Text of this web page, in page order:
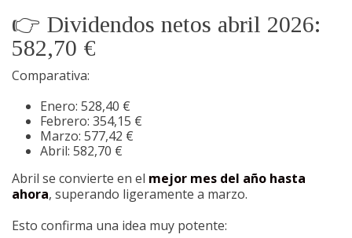
👉 Dividendos netos abril 2026:
582,70 €
Comparativa:
Enero: 528,40 €
Febrero: 354,15 €
Marzo: 577,42 €
Abril: 582,70 €
Abril se convierte en el mejor mes del año hasta
ahora, superando ligeramente a marzo.
Esto confirma una idea muy potente: